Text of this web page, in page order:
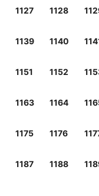
1127 1128
1139 1140
1151 1152
1163 1164
1175 1176
1187 1188